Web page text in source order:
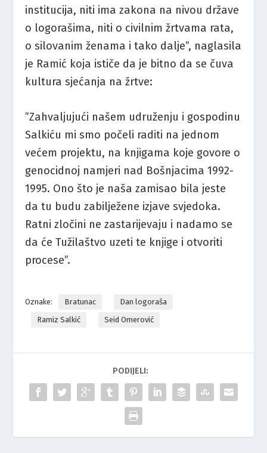
institucija, niti ima zakona na nivou države
o logorašima, niti o civilnim žrtvama rata,
o silovanim ženama i tako dalje”, naglasila
je Ramić koja ističe da je bitno da se čuva
kultura sjećanja na žrtve:
”Zahvaljujući našem udruženju i gospodinu
Salkiću mi smo počeli raditi na jednom
većem projektu, na knjigama koje govore o
genocidnoj namjeri nad Bošnjacima 1992-
1995. Ono što je naša zamisao bila jeste
da tu budu zabilježene izjave svjedoka.
Ratni zločini ne zastarijevaju i nadamo se
da će Tužilaštvo uzeti te knjige i otvoriti
procese”.
Oznake: Bratunac
Dan logoraša
Ramiz Salkić
Seid Omerović
PODIJELI: